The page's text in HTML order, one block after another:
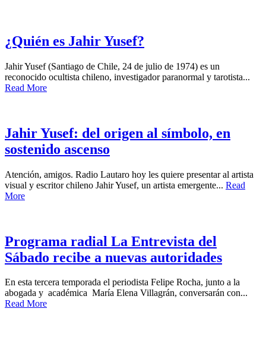
¿Quién es Jahir Yusef?
Jahir Yusef (Santiago de Chile, 24 de julio de 1974) es un
reconocido ocultista chileno, investigador paranormal y tarotista...
Read More
Jahir Yusef: del origen al símbolo, en
sostenido ascenso
Atención, amigos. Radio Lautaro hoy les quiere presentar al artista
visual y escritor chileno Jahir Yusef, un artista emergente... Read
More
Programa radial La Entrevista del
Sábado recibe a nuevas autoridades
En esta tercera temporada el periodista Felipe Rocha, junto a la
abogada y académica María Elena Villagrán, conversarán con...
Read More